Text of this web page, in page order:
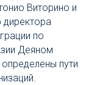
Виторино и
директора
по
Деяном
пути